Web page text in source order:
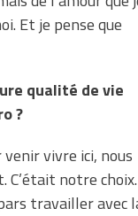
Et je pense que
qualité de vie
?
vivre ici, nous
C’était notre choix.
travailler avec